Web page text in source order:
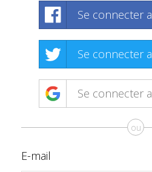
Se connecter
Se connecter
Se connecter
ou
E-mail